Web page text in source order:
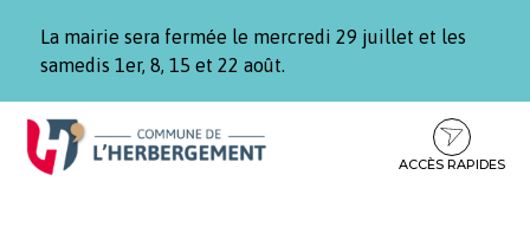
La mairie sera fermée le mercredi 29 juillet et les
samedis 1er, 8, 15 et 22 août.
Aller
Aller
contenu
Aller
pied
ACCÈS RAPIDES